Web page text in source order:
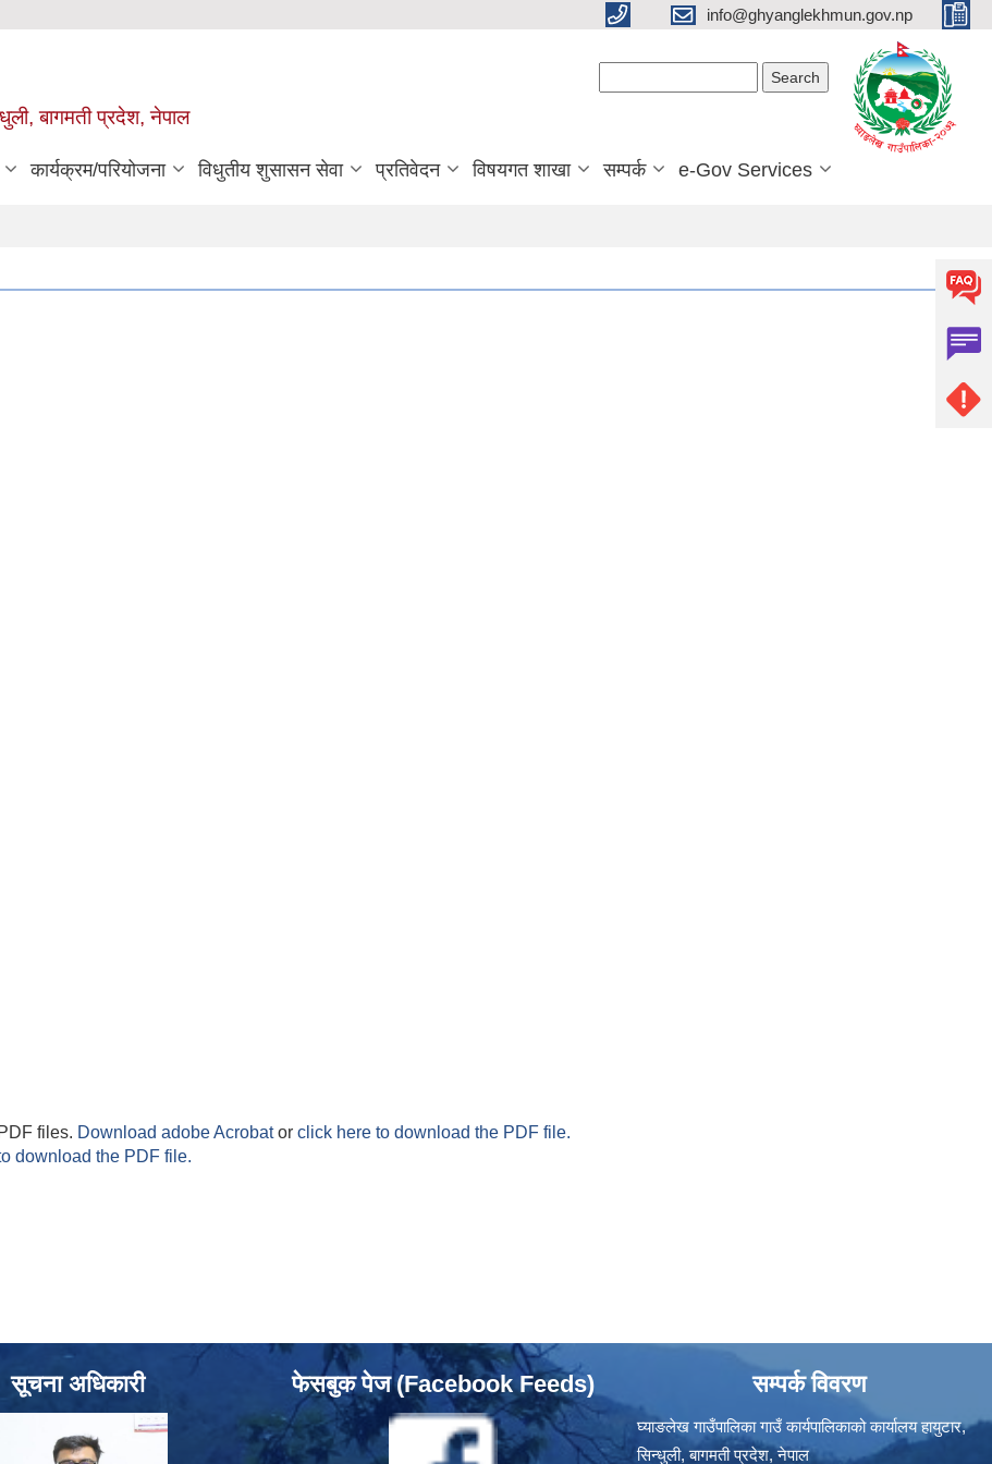
info@ghyanglekhmun.gov.np
बागमती प्रदेश, नेपाल
कार्यक्रम/परियोजना विधुतीय शुसासन सेवा प्रतिवेदन विषयगत शाखा सम्पर्क e-Gov Services
files. Download adobe Acrobator click here to download the PDF file.
download the PDF file.
सूचना अधिकारी फेसबुक पेज (Facebook Feeds) सम्पर्क विवरण
घ्याङलेख गाउँपालिका गाउँ कार्यपालिकाको कार्यालय हायुटार,
सिन्धुली, बागमती प्रदेश, नेपाल